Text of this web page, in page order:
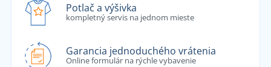
Potlač a výšivka
kompletný servis na jednom mieste
Garancia jednoduchého vrátenia
Online formulár na rýchle vybavenie